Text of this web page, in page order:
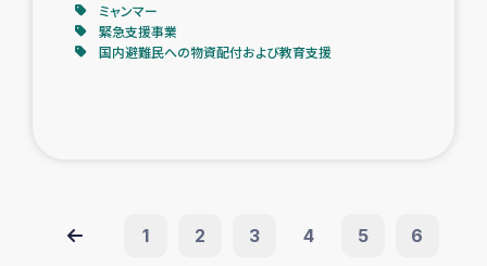
ミャンマー
緊急支援事業
国内避難民への物資配付および教育支援
1 2 3 4 5 6